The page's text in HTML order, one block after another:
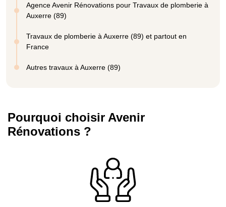
Agence Avenir Rénovations pour Travaux de plomberie à
Auxerre (89)
Travaux de plomberie à Auxerre (89) et partout en
France
Autres travaux à Auxerre (89)
Pourquoi choisir Avenir
Rénovations ?